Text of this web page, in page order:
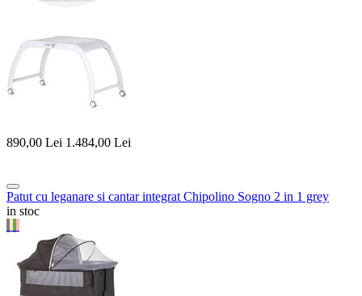
890,00 Lei 1.484,00 Lei
Patut cu leganare si cantar integrat Chipolino Sogno 2 in 1 grey
in stoc